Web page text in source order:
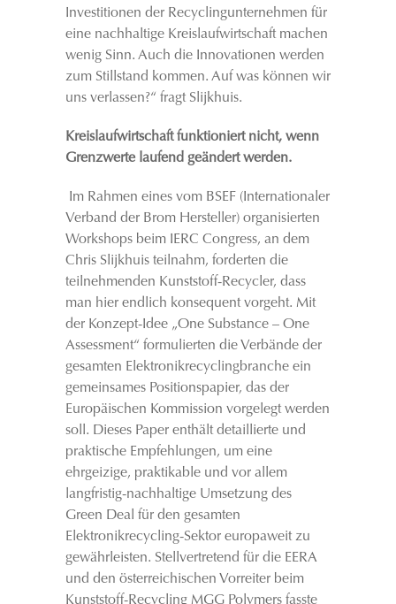
Investitionen der Recyclingunternehmen für
eine nachhaltige Kreislaufwirtschaft machen
wenig Sinn. Auch die Innovationen werden
zum Stillstand kommen. Auf was können wir
uns verlassen?“ fragt Slijkhuis.
Kreislaufwirtschaft funktioniert nicht, wenn
Grenzwerte laufend geändert werden.
Im Rahmen eines vom BSEF (Internationaler
Verband der Brom Hersteller) organisierten
Workshops beim IERC Congress, an dem
Chris Slijkhuis teilnahm, forderten die
teilnehmenden Kunststoff-Recycler, dass
man hier endlich konsequent vorgeht. Mit
der Konzept-Idee „One Substance – One
Assessment“ formulierten die Verbände der
gesamten Elektronikrecyclingbranche ein
gemeinsames Positionspapier, das der
Europäischen Kommission vorgelegt werden
soll. Dieses Paper enthält detaillierte und
praktische Empfehlungen, um eine
ehrgeizige, praktikable und vor allem
langfristig-nachhaltige Umsetzung des
Green Deal für den gesamten
Elektronikrecycling-Sektor europaweit zu
gewährleisten. Stellvertretend für die EERA
und den österreichischen Vorreiter beim
Kunststoff-Recycling MGG Polymers fasste